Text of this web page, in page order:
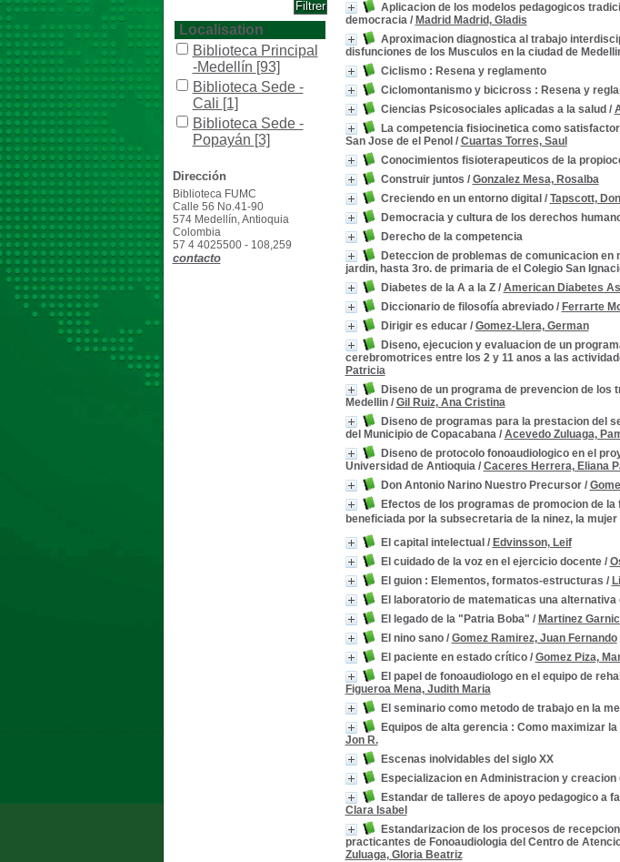
Aplicacion de los modelos pedagogicos
democracia/ Madrid Madrid, Gladis
Aproximacion diagnostica al trabajo
disfunciones de los Musculos en la ciudad de
Ciclismo : Resena y reglamento
Ciclomontanismo y bicicross : Resena y
Ciencias Psicosociales aplicadas a la salud /
La competencia fisiocinetica como
San Jose de el Penol / Cuartas Torres, Saul
Conocimientos fisioterapeuticos de la
Construir juntos / Gonzalez Mesa, Rosalba
Creciendo en un entorno digital / Tapscott, Don
Democracia y cultura de los derechos
Derecho de la competencia
Deteccion de problemas de comunicacion
jardin, hasta 3ro. de primaria de el Colegio San
Diabetes de la A a la Z/ American Diabetes
Diccionario de filosofía abreviado/ Ferrarte
Dirigir es educar/ Gomez-Llera, German
Diseno, ejecucion y evaluacion de un
cerebromotrices entre los 2 y 11 anos a las
Patricia
Diseno de un programa de prevencion de
Medellin/ Gil Ruiz, Ana Cristina
Diseno de programas para la prestacion del
del Municipio de Copacabana/ Acevedo Zuluaga,
Diseno de protocolo fonoaudiologico en el
Universidad de Antioquia/ Caceres Herrera, Eliana
Don Antonio Narino Nuestro Precursor/
Efectos de los programas de promocion de
beneficiada por la subsecretaria de la ninez, la mujer
El capital intelectual / Edvinsson, Leif
El cuidado de la voz en el ejercicio docente/
El guion : Elementos, formatos-estructuras /
El laboratorio de matematicas una alternativa
El legado de la "Patria Boba" / Martinez
El nino sano/ Gomez Ramirez, Juan Fernando
El paciente en estado crítico/ Gomez Piza,
El papel de fonoaudiologo en el equipo de
Figueroa Mena, Judith Maria
El seminario como metodo de trabajo en la
Equipos de alta gerencia : Como maximizar
Jon R.
Escenas inolvidables del siglo XX
Especializacion en Administracion y
Estandar de talleres de apoyo pedagogico a
Clara Isabel
Estandarizacion de los procesos de
practicantes de Fonoaudiologia del Centro de
Zuluaga, Gloria Beatriz
Localisation
Biblioteca Principal
-Medellín [93]
Biblioteca Sede -
Cali [1]
Biblioteca Sede -
Popayán [3]
Colección General
[15]
General[75]
Literatura[1]
Reserva
Dirección
Biblioteca FUMC
Calle 56 No.41-90
574 Medellín, Antioquia
Colombia
57 4 4025500 - 108,259
contacto